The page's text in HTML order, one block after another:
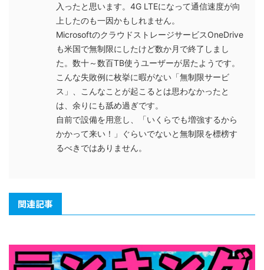
入ったと思います。4G LTEになって通信速度が向
上したのも一因かもしれません。
MicrosoftのクラウドストレージサービスOneDrive
も米国で無制限にしたけど数か月で終了しまし
た。数十～数百TB使うユーザーが居たようです。
こんな失敗例に枚挙に暇がない「無制限サービ
ス」、こんなことが起こるとは思わなかったと
は、余りにも舐め過ぎです。
自前で設備を用意し、「いくらでも増強するから
かかって来い！」ぐらいでないと無制限を標榜す
るべきではありません。
関連記事